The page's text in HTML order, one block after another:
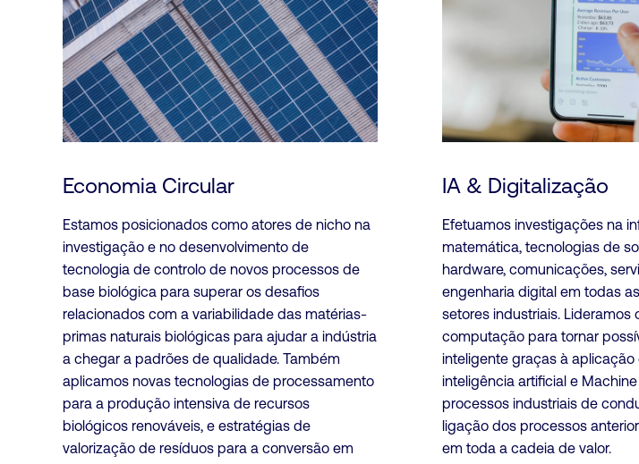
Economia Circular
Estamos posicionados como atores de nicho na
investigação e no desenvolvimento de
tecnologia de controlo de novos processos de
base biológica para superar os desafios
relacionados com a variabilidade das matérias-
primas naturais biológicas para ajudar a indústria
a chegar a padrões de qualidade. Também
aplicamos novas tecnologias de processamento
para a produção intensiva de recursos
biológicos renováveis, e estratégias de
valorização de resíduos para a conversão em
IA & Digitalização
Efetuamos investigações na
matemática, tecnologias de
hardware, comunicações,
engenharia digital em todas
setores industriais. Lideramos
computação para tornar
inteligente graças à
inteligência artificial e
processos industriais de
ligação dos processos
em toda a cadeia de valor.